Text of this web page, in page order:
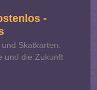
-
Skatkarten.
und die Zukunft